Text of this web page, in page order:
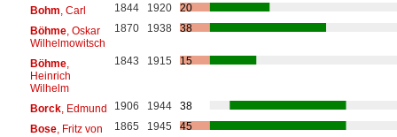
Bohm , Carl 1844 1920
20
Böhme, Oskar
Wilhelmowitsch
1870 1938 38
Böhme,
Heinrich
Wilhelm
1843 1915 15
Borck, Edmund 1906 1944
38
Bose, Fritz von 1865 1945
45